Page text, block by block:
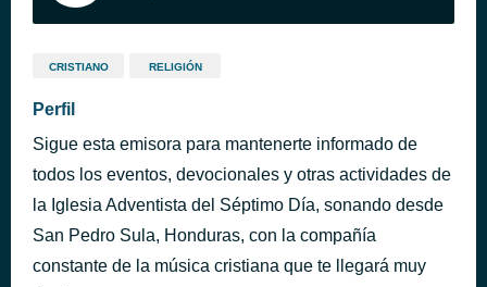
CRISTIANO RELIGIÓN
Perfil
Sigue esta emisora para mantenerte informado de
todos los eventos, devocionales y otras actividades de
la Iglesia Adventista del Séptimo Día, sonando desde
San Pedro Sula, Honduras, con la compañía
constante de la música cristiana que te llegará muy